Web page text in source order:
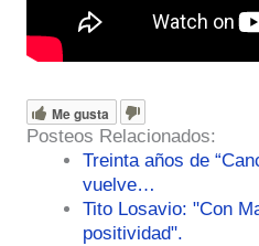
Me gusta
Posteos Relacionados:
Treinta años de
vuelve…
Tito Losavio: "Con
positividad".